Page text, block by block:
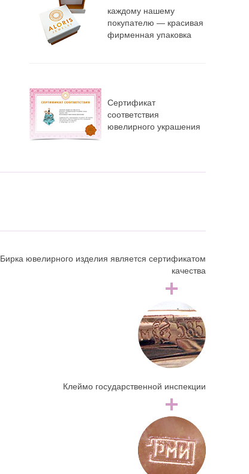
каждому нашему
покупателю — красивая
фирменная упаковка
Сертификат
соответствия
ювелирного украшения
Бирка ювелирного изделия является сертификатом
качества
Клеймо государственной инспекции